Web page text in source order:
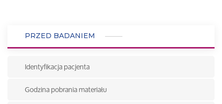
PRZED BADANIEM
Identyfikacja pacjenta
Godzina pobrania materiału